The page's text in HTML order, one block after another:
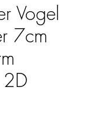
Vogel
7cm
2D